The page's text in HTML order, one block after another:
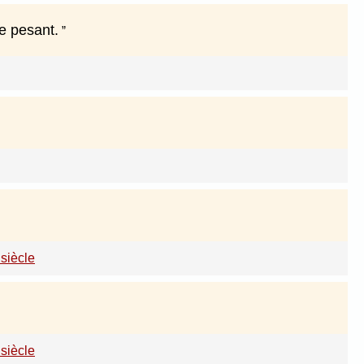
pesant.